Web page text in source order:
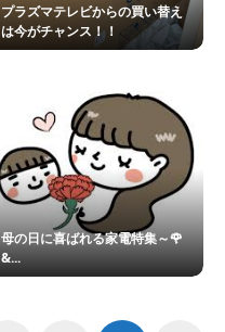
プラズマテレビからの買い替え
は今がチャンス！！
母の日に喜ばれる家電特集～🌹
&...